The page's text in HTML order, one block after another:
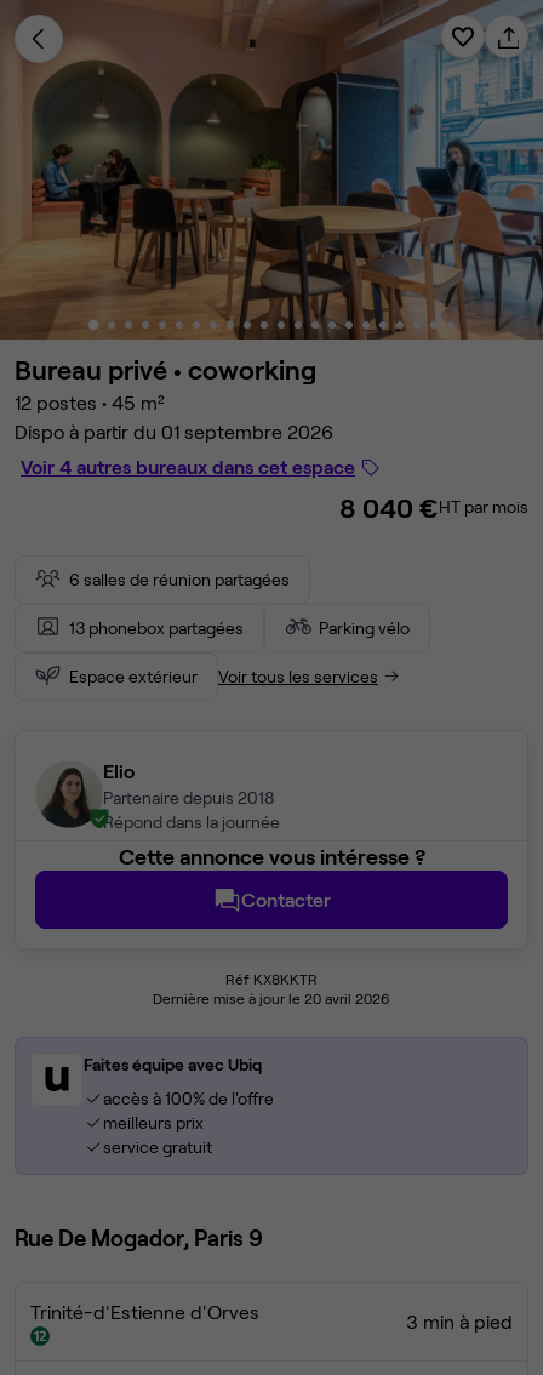
Bureau privé • coworking
12 postes • 45 m²
Dispo à partir du 01 septembre 2026
Voir 4 autres bureaux dans cet espace
8 040 €HT par mois
6 salles de réunion partagées
13 phonebox partagées Parking vélo
Espace extérieur Voir tous les services
Elio
Partenaire depuis 2018
Répond dans la journée
Cette annonce vous intéresse ?
Contacter
Réf KX8KKTR
Dernière mise à jour le 20 avril 2026
Faites équipe avec Ubiq
accès à 100% de l'offre
meilleurs prix
service gratuit
Rue De Mogador, Paris 9
Trinité-d'Estienne d'Orves 3 min à pied